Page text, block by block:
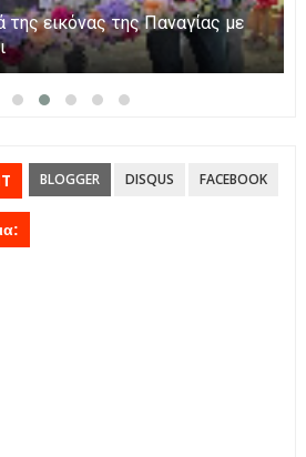
εικόνας της Παναγίας με
BLOGGER DISQUS FACEBOOK